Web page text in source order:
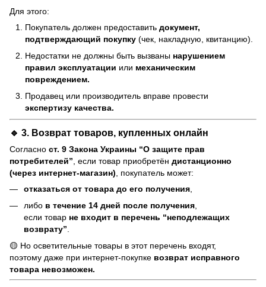
Для этого:
Покупатель должен предоставить документ,
подтверждающий покупку (чек, накладную, квитанцию).
Недостатки не должны быть вызваны нарушением
правил эксплуатации или механическим
повреждением.
Продавец или производитель вправе провести
экспертизу качества.
🔹 3. Возврат товаров, купленных онлайн
Согласно ст. 9 Закона Украины “О защите прав
потребителей” , если товар приобретён дистанционно
(через интернет-магазин) , покупатель может:
отказаться от товара до его получения
либо в течение 14 дней после получения
если товар не входит в перечень “неподлежащих
возврату”
🟡 Но осветительные товары в этот перечень входят,
поэтому даже при интернет-покупке возврат исправного
товара невозможен.